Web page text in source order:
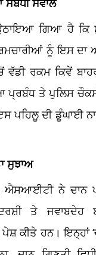
ਗਿਆ ਹੈ ਕਿ
ਨੂੰ ਇਸ ਦਾ
ਰਕਮ ਕਿਵੇਂ
ਪ੍ਰਬੰਧ ਤੇ ਪੁਲਿਸ
ਪਹਿਲੂ ਦੀ ਡੂੰਘਾਈ
ਸੁਝਾਅ
ਐਸਆਈਟੀ ਨੇ ਦਾਨ
ਤੇ
ਕੀਤੇ ਹਨ। ਇਨ੍ਹਾਂ